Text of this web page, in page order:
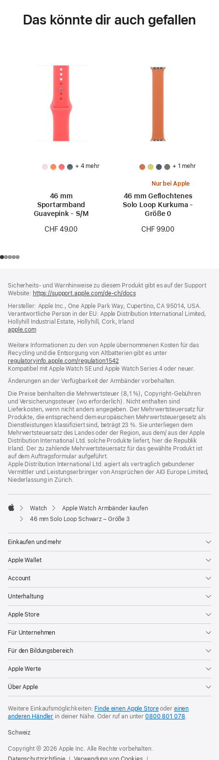
Das könnte dir auch gefallen
+ 4 mehr
46 mm
Sportarmband
Guavepink - S/M
CHF 49.00
+ 1 mehr
Nur bei Apple
46 mm Geflochtenes
Solo Loop Kurkuma -
Größe 0
CHF 99.00
Sicherheits- und Warnhinweise zu diesem Produkt gibt es auf der Support
Website: https://support.apple.com/de-ch/docs(öffnet
neues
Fenster)
Hersteller: Apple Inc., One Apple Park Way, Cupertino, CA 95014, USA.
Verantwortliche Person in der EU: Apple Distribution International Limited,
Hollyhill Industrial Estate, Hollyhill, Cork, Irland
apple.com(öffnet
neues
Fenster)
Weitere Informationen zu den von Apple übernommenen Kosten für das
Recycling und die Entsorgung von Altbatterien gibt es unter
regulatoryinfo.apple.com/regulation1542
ein
neues
Fenster)
Kompatibel mit Apple Watch SE und Apple Watch Series 4 oder neuer.
Änderungen an der Verfügbarkeit der Armbänder vorbehalten.
Die Preise beinhalten die Mehrwertsteuer (8,1 %), Copyright-Gebühren
und Versicherungssteuer (wo erforderlich). Nicht enthalten sind
Lieferkosten, wenn nicht anders angegeben. Der Mehrwertsteuersatz für
Produkte, die entsprechend dem europäischen Mehrwertsteuergesetz als
Dienstleistungen klassifiziert sind, beträgt 23 %. Sie unterliegen dem
Mehrwertsteuersatz des Landes oder der Region, aus dem/ aus der Apple
Distribution International Ltd. solche Produkte liefert, hier die Republik
Irland. Der zu zahlende Mehrwertsteuersatz für das gewählte Produkt ist
auf dem Auftragsformular aufgeführt.
Apple Distribution International Ltd. agiert als vertraglich gebundener
Vermittler und Leistungserbringer von Ansprüchen der AIG Europe Limited,
Niederlassung in Zürich.
Apple
Watch
Apple Watch Armbänder kaufen
46 mm Solo Loop Schwarz – Größe 3
Einkaufen und mehr
Apple Wallet
Account
Unterhaltung
Apple Store
Für Unternehmen
Für den Bildungsbereich
Apple Werte
Über Apple
Weitere Einkaufsmöglichkeiten: Finde einen Apple Storeoder einen
anderen Händler in deiner Nähe. Oder ruf an unter0800 801 078
Schweiz
Copyright © 2026 Apple Inc. Alle Rechte vorbehalten.